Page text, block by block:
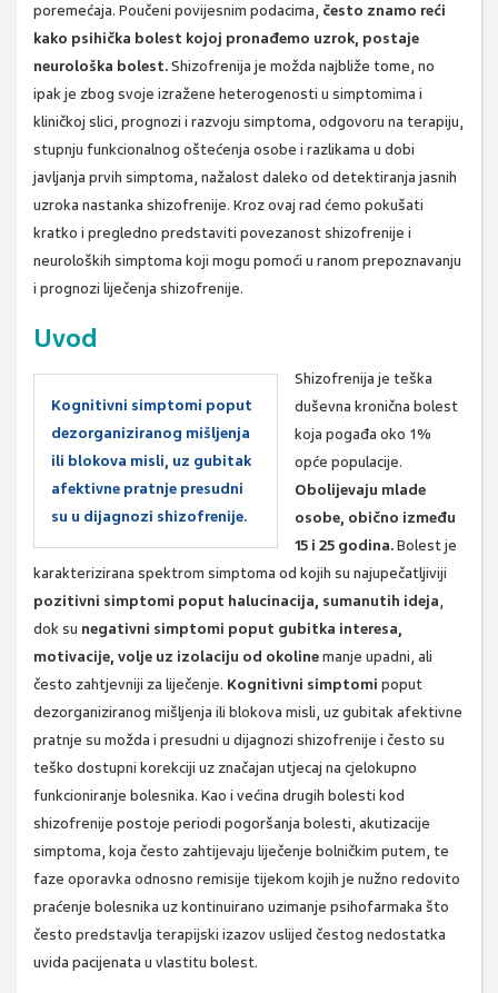
poremećaja. Poučeni povijesnim podacima, često znamo reći
kako psihička bolest kojoj pronađemo uzrok, postaje
neurološka bolest.Shizofrenija je možda najbliže tome, no
ipak je zbog svoje izražene heterogenosti u simptomima i
kliničkoj slici, prognozi i razvoju simptoma, odgovoru na terapiju,
stupnju funkcionalnog oštećenja osobe i razlikama u dobi
javljanja prvih simptoma, nažalost daleko od detektiranja jasnih
uzroka nastanka shizofrenije. Kroz ovaj rad ćemo pokušati
kratko i pregledno predstaviti povezanost shizofrenije i
neuroloških simptoma koji mogu pomoći u ranom prepoznavanju
i prognozi liječenja shizofrenije.
Uvod
Kognitivni simptomi poput
dezorganiziranog mišljenja
ili blokova misli, uz gubitak
afektivne pratnje presudni
su u dijagnozi shizofrenije.
Shizofrenija je teška
duševna kronična bolest
koja pogađa oko 1%
opće populacije.
Obolijevaju mlade
osobe, obično između
15 i 25 godina.Bolest je
karakterizirana spektrom simptoma od kojih su najupečatljiviji
pozitivni simptomi poput halucinacija, sumanutih ideja,
dok su negativni simptomi poput gubitka interesa,
motivacije, volje uz izolaciju od okolinemanje upadni, ali
često zahtjevniji za liječenje. Kognitivni simptomi poput
dezorganiziranog mišljenja ili blokova misli, uz gubitak afektivne
pratnje su možda i presudni u dijagnozi shizofrenije i često su
teško dostupni korekciji uz značajan utjecaj na cjelokupno
funkcioniranje bolesnika. Kao i većina drugih bolesti kod
shizofrenije postoje periodi pogoršanja bolesti, akutizacije
simptoma, koja često zahtijevaju liječenje bolničkim putem, te
faze oporavka odnosno remisije tijekom kojih je nužno redovito
praćenje bolesnika uz kontinuirano uzimanje psihofarmaka što
često predstavlja terapijski izazov uslijed čestog nedostatka
uvida pacijenata u vlastitu bolest.